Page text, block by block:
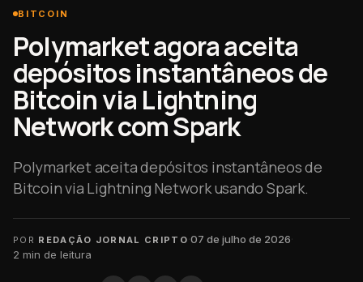
BITCOIN
Polymarket agora aceita
depósitos instantâneos de
Bitcoin via Lightning
Network com Spark
Polymarket aceita depósitos instantâneos de
Bitcoin via Lightning Network usando Spark.
POR REDAÇÃO JORNAL CRIPTO·07 de julho de 2026·
2 min de leitura